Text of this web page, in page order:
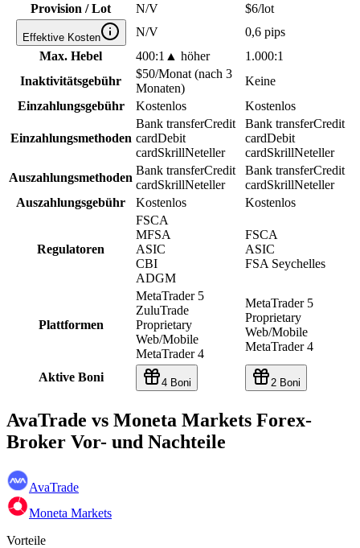
Provision / Lot
N/V $6/lot
Effektive Kosten N/V
0,6 pips
Max. Hebel
400:1 ▲ höher
1.000:1
Inaktivitätsgebühr
$50/Monat (nach 3
Monaten)
Keine
Einzahlungsgebühr
Kostenlos Kostenlos
Einzahlungsmethoden
Bank transferCredit
cardDebit
cardSkrillNeteller
Bank transferCredit
cardDebit
cardSkrillNeteller
Auszahlungsmethoden
Bank transferCredit
cardSkrillNeteller
Bank transferCredit
cardSkrillNeteller
Auszahlungsgebühr
Kostenlos Kostenlos
Regulatoren
FSCA
MFSA
ASIC
CBI
ADGM
FSCA
ASIC
FSA Seychelles
Plattformen
MetaTrader 5
ZuluTrade
Proprietary
Web/Mobile
MetaTrader 4
MetaTrader 5
Proprietary
Web/Mobile
MetaTrader 4
Aktive Boni 4 Boni 2 Boni
AvaTrade vs Moneta Markets Forex-
Broker Vor- und Nachteile
AvaTrade
Moneta Markets
Vorteile